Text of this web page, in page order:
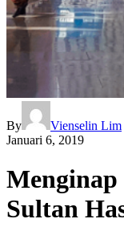
By
Vienselin Lim
Januari 6, 2019
Sultan